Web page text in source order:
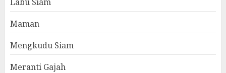
Maman
Mengkudu Siam
Meranti Gajah